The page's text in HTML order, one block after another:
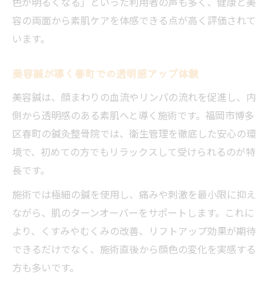
鍼灸整骨院で始めるたるみ・くすみ対策法
美容鍼が叶える明るい印象の肌作り
チ
悩みに合わせた鍼灸整骨院の提案力とは
施術実感から知る美容鍼の効果と魅力
鍼灸整骨院の体験談から見える美容鍼効果
美容鍼後の変化を鍼灸整骨院で体感する
鍼灸整骨院で叶う施術効果とその理由
リピーターが語る鍼灸整骨院の信頼感
身体ケアも叶える鍼灸整骨院のトータル対策
鍼灸整骨院で心身の不調も同時にケア
容の両面から素肌ケアを体感できる点が高く評価されて
います。
美容鍼が導く春町での透明感アップ体験
美容鍼は、顔まわりの血流やリンパの流れを促進し、内
側から透明感のある素肌へと導く施術です。福岡市博多
区春町の鍼灸整骨院では、衛生管理を徹底した安心の環
境で、初めての方でもリラックスして受けられるのが特
長です。
施術では極細の鍼を使用し、痛みや刺激を最小限に抑え
ながら、肌のターンオーバーをサポートします。これに
より、くすみやむくみの改善、リフトアップ効果が期待
できるだけでなく、施術直後から顔色の変化を実感する
方も多いです。